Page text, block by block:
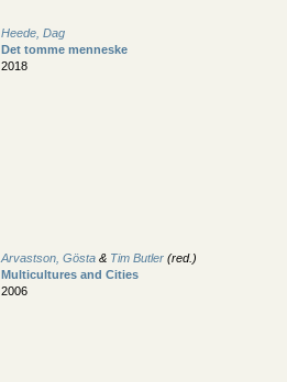
Heede, Dag
Det tomme menneske
2018
Arvastson, Gösta & Tim Butler (red.)
Multicultures and Cities
2006